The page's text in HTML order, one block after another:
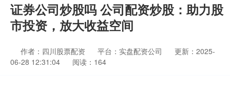
证券公司炒股吗 公司配资炒股：助力股
市投资，放大收益空间
作者：四川股票配资 平台：实盘配资公司
更新：2025-
06-28 12:31:04
阅读：164